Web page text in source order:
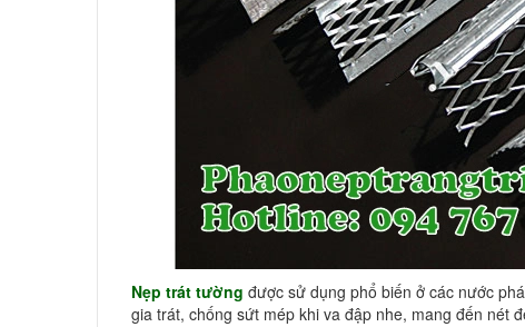
Nẹp trát tường được sử dụng phổ biến ở các nước
gia trát, chống sứt mép khi va đập nhe, mang đến nét